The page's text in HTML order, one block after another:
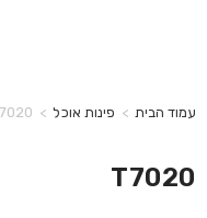
עמוד הבית > פינות אוכל >
T7020